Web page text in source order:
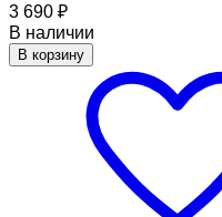
3 690 ₽
В наличии
В корзину